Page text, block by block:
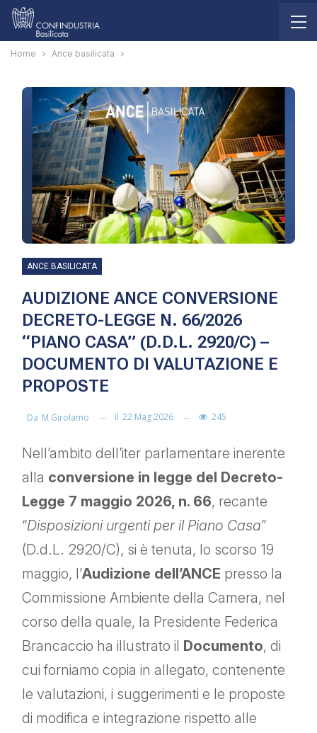
Home Ance basilicata
ANCE BASILICATA
AUDIZIONE ANCE CONVERSIONE
DECRETO-LEGGE N. 66/2026
“PIANO CASA” (D.D.L. 2920/C) –
DOCUMENTO DI VALUTAZIONE E
PROPOSTE
Da M.girolamo il 22 Mag 2026 245
Nell’ambito dell’iter parlamentare inerente
alla conversione in legge del Decreto-
Legge 7 maggio 2026, n. 66, recante
“Disposizioni urgenti per il Piano Casa”
(D.d.L. 2920/C), si è tenuta, lo scorso 19
maggio, l’Audizione dell’ANCE presso la
Commissione Ambiente della Camera, nel
corso della quale, la Presidente Federica
Brancaccio ha illustrato il Documento, di
cui forniamo copia in allegato, contenente
le valutazioni, i suggerimenti e le proposte
di modifica e integrazione rispetto alle